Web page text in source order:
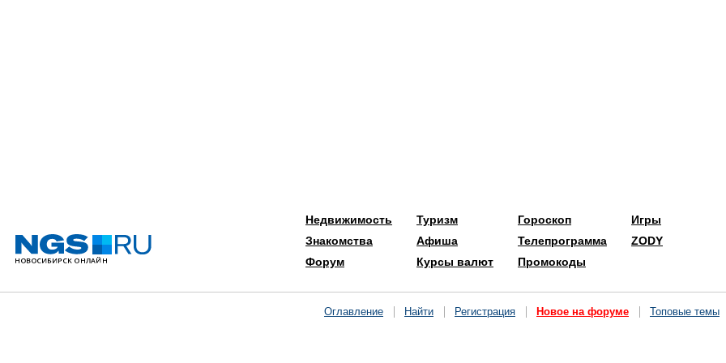
Недвижимость
Знакомства
Форум
Туризм
Афиша
Курсы валют
Гороскоп
Телепрограмма
Промокоды
Игры
ZODY
Оглавление Найти Регистрация Новое на форуме Топовые темы